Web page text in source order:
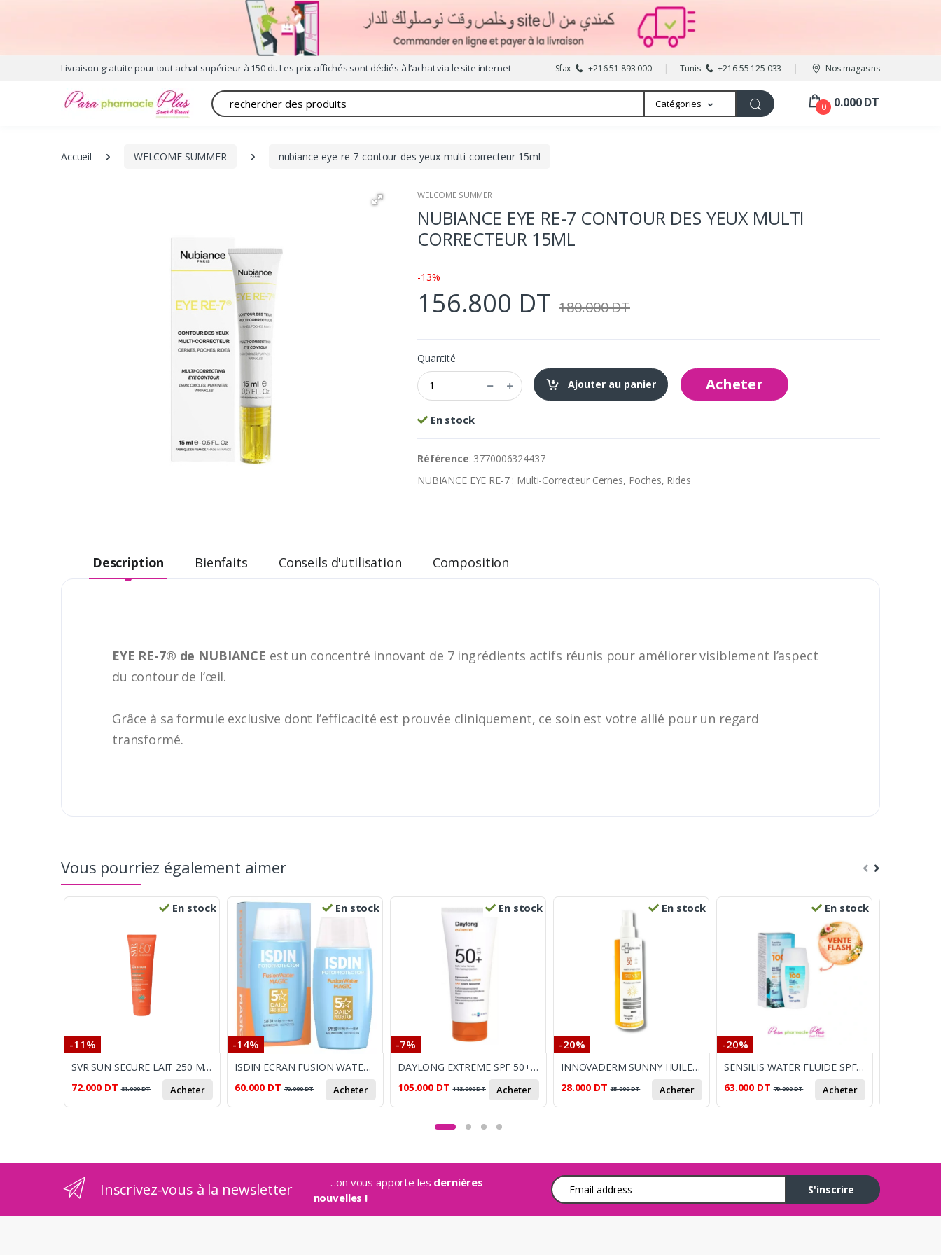
Livraison gratuite pour tout achat supérieur à 150 dt. Les prix affichés sont dédiés à l’achat via le site internet Sfax +216 51 893 000 Tunis +216 55 125 033 Nos magasins
Recherche Catégories 0 0.000 DT
Accueil WELCOME SUMMER nubiance-eye-re-7-contour-des-yeux-multi-correcteur-15ml
WELCOME SUMMER
NUBIANCE EYE RE-7 CONTOUR DES YEUX MULTI
CORRECTEUR 15ML
-13%
156.800 DT 180.000 DT
Quantité
Ajouter au panier
Acheter
En stock
Référence: 3770006324437
NUBIANCE EYE RE-7 : Multi-Correcteur Cernes, Poches, Rides
Description Bienfaits Conseils d'utilisation Composition
EYE RE-7® de NUBIANCE est un concentré innovant de 7 ingrédients actifs réunis pour améliorer visiblement l’aspect
du contour de l’œil.
Grâce à sa formule exclusive dont l’efficacité est prouvée cliniquement, ce soin est votre allié pour un regard
transformé.
Vous pourriez également aimer
En stock
-11%
SVR SUN SECURE LAIT 250 ML SPF 50+
72.000 DT 81.000DT Acheter
En stock
-14%
ISDIN ECRAN FUSION WATER INVISIBLE FLUIDE 50ML
60.000 DT 70.000DT Acheter
En stock
-7%
DAYLONG EXTREME SPF 50+ LAIT SOLAIRE 200 ML
105.000 DT 113.000DT Acheter
En stock
-20%
INNOVADERM SUNNY HUILE CHEVEUX SPF50 250ML
28.000 DT 35.000DT Acheter
En stock
-20%
SENSILIS WATER FLUIDE SPF100 40ML
63.000 DT 79.000DT Acheter
Inscrivez-vous à la newsletter ...on vous apporte les dernières
nouvelles !
Adresse e-mail
S'inscrire